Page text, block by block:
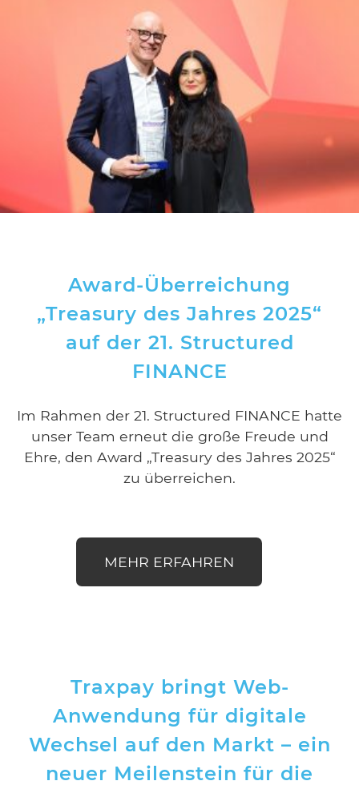
Award-Überreichung
„Treasury des Jahres 2025“
auf der 21. Structured
FINANCE
Im Rahmen der 21. Structured FINANCE hatte
unser Team erneut die große Freude und
Ehre, den Award „Treasury des Jahres 2025“
zu überreichen.
MEHR ERFAHREN
Traxpay bringt Web-
Anwendung für digitale
Wechsel auf den Markt – ein
neuer Meilenstein für die